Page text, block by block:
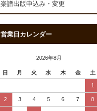
楽譜出版申込み・変更
営業日カレンダー
2026年8月
日 月 火 水 木 金 土
1
2 3 4 5 6 7 8